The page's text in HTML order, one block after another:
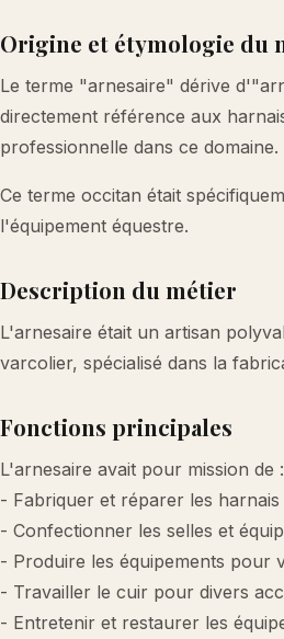
Origine et étymologie du
Le terme "arnesaire" dérive
directement référence aux
professionnelle dans ce domaine.
Ce terme occitan était
l'équipement équestre.
Description du métier
L'arnesaire était un artisan
varcolier, spécialisé dans la
Fonctions principales
L'arnesaire avait pour mission de :
- Fabriquer et réparer les
- Confectionner les selles et
- Produire les équipements pour
- Travailler le cuir pour divers
- Entretenir et restaurer les